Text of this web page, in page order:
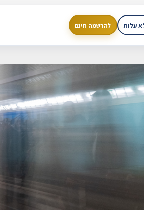
עלות להרשמה חינם